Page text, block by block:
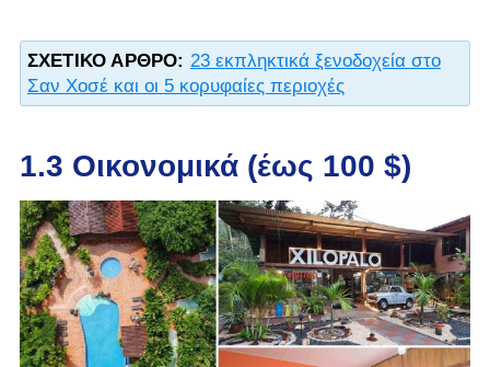
ΣΧΕΤΙΚΌ ΆΡΘΡΟ: 23 εκπληκτικά ξενοδοχεία στο
Σαν Χοσέ και οι 5 κορυφαίες περιοχές
1.3 Οικονομικά (έως 100 $)